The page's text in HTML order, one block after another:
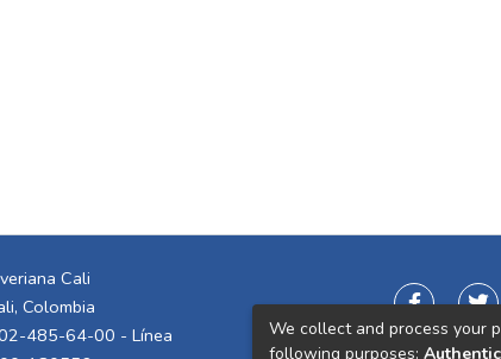
Cali
Colombia
485-64-00 - Línea
We collect and process your
following purposes: